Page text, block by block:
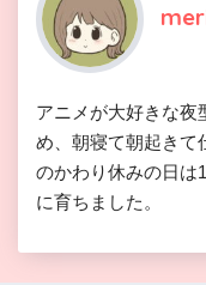
アニメが大好きな夜
め、朝寝て朝起きて
のかわり休みの日
に育ちました。